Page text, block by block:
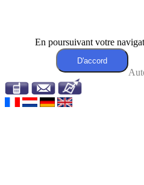
En poursuivant votre